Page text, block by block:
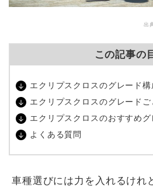
出
この記事の
エクリプスクロスのグレード構
エクリプスクロスのグレードご
エクリプスクロスのおすすめグ
よくある質問
車種選びには力を入れるけれ